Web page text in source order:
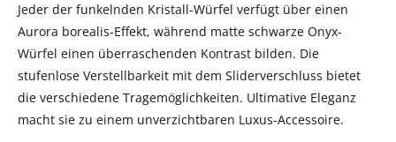
Jeder der funkelnden Kristall-Würfel verfügt über einen
Aurora borealis-Effekt, während matte schwarze Onyx-
Würfel einen überraschenden Kontrast bilden. Die
stufenlose Verstellbarkeit mit dem Sliderverschluss bietet
die verschiedene Tragemöglichkeiten. Ultimative Eleganz
macht sie zu einem unverzichtbaren Luxus-Accessoire.